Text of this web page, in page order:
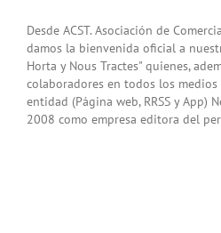
Desde ACST. Asociación de
damos la bienvenida oficial a
Horta y Nous Tractes" quienes,
colaboradores en todos los
entidad (Página web, RRSS y App)
2008 como empresa editora del